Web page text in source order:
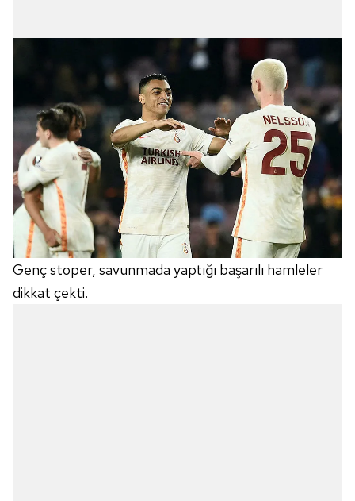
Genç stoper, savunmada yaptığı başarılı hamleler
dikkat çekti.